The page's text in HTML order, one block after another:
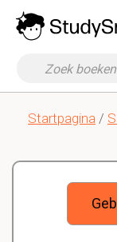
Startpagina /